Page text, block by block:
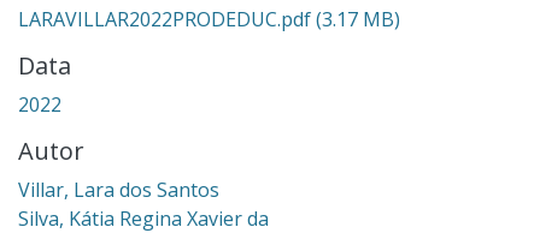
LARAVILLAR2022PRODEDUC.pdf(3.17 MB)
Data
2022
Autor
Villar, Lara dos Santos
Silva, Kátia Regina Xavier da